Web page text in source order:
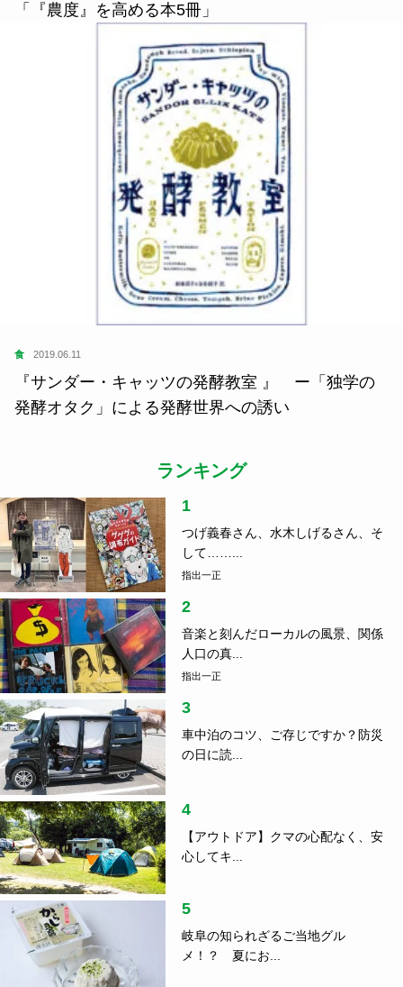
「『農度』を高める本5冊」
食 2019.06.11
『サンダー・キャッツの発酵教室 』 ー「独学の
発酵オタク」による発酵世界への誘い
ランキング
1
つげ義春さん、水木しげるさん、そ
して……...
指出一正
2
音楽と刻んだローカルの風景、関係
人口の真...
指出一正
3
車中泊のコツ、ご存じですか？防災
の日に読...
4
【アウトドア】クマの心配なく、安
心してキ...
5
岐阜の知られざるご当地グル
メ！？ 夏にお...